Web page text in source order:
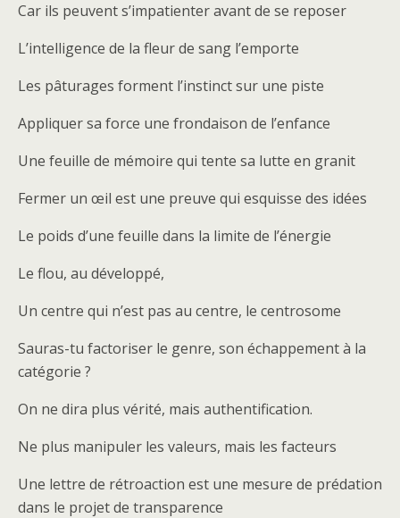
Car ils peuvent s’impatienter avant de se reposer
L’intelligence de la fleur de sang l’emporte
Les pâturages forment l’instinct sur une piste
Appliquer sa force une frondaison de l’enfance
Une feuille de mémoire qui tente sa lutte en granit
Fermer un œil est une preuve qui esquisse des idées
Le poids d’une feuille dans la limite de l’énergie
Le flou, au développé,
Un centre qui n’est pas au centre, le centrosome
Sauras-tu factoriser le genre, son échappement à la
catégorie ?
On ne dira plus vérité, mais authentification.
Ne plus manipuler les valeurs, mais les facteurs
Une lettre de rétroaction est une mesure de prédation
dans le projet de transparence